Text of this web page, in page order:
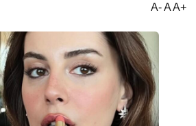
A- A A+